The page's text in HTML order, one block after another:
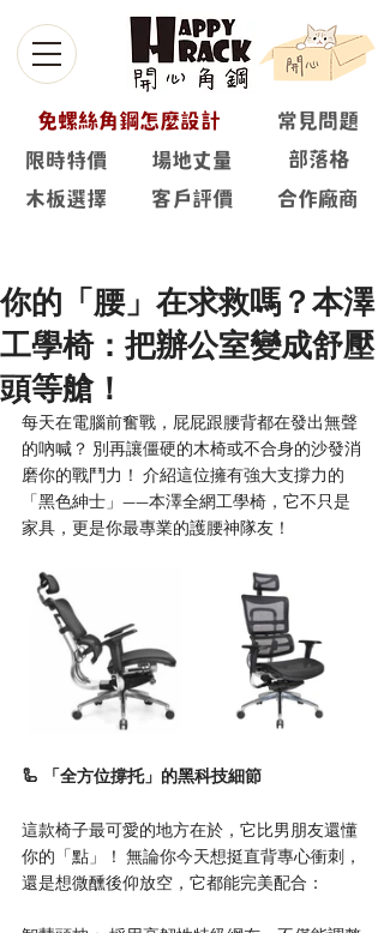
免螺絲角鋼怎麼設計
常見問題
限時特價
場地丈量
部落格
木板選擇
客戶評價 合作廠商
你的「腰」在求救嗎？本澤
工學椅：把辦公室變成舒壓
頭等艙！
每天在電腦前奮戰，屁屁跟腰背都在發出無聲
的吶喊？ 別再讓僵硬的木椅或不合身的沙發消
磨你的戰鬥力！ 介紹這位擁有強大支撐力的
「黑色紳士」——本澤全網工學椅，它不只是
家具，更是你最專業的護腰神隊友！
🦾 「全方位撐托」的黑科技細節
這款椅子最可愛的地方在於，它比男朋友還懂
你的「點」！ 無論你今天想挺直背專心衝刺，
還是想微醺後仰放空，它都能完美配合：